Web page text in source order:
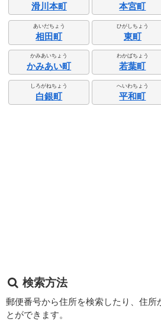
滑川本町 本宮町
あいだちょう
相田町
ひがしちょう
東町
かみあいちょう
かみあい町
わかばちょう
若葉町
しろがねちょう
白銀町
へいわちょう
平和町
検索方法
郵便番号から住所を検索したり、住所
とができます。